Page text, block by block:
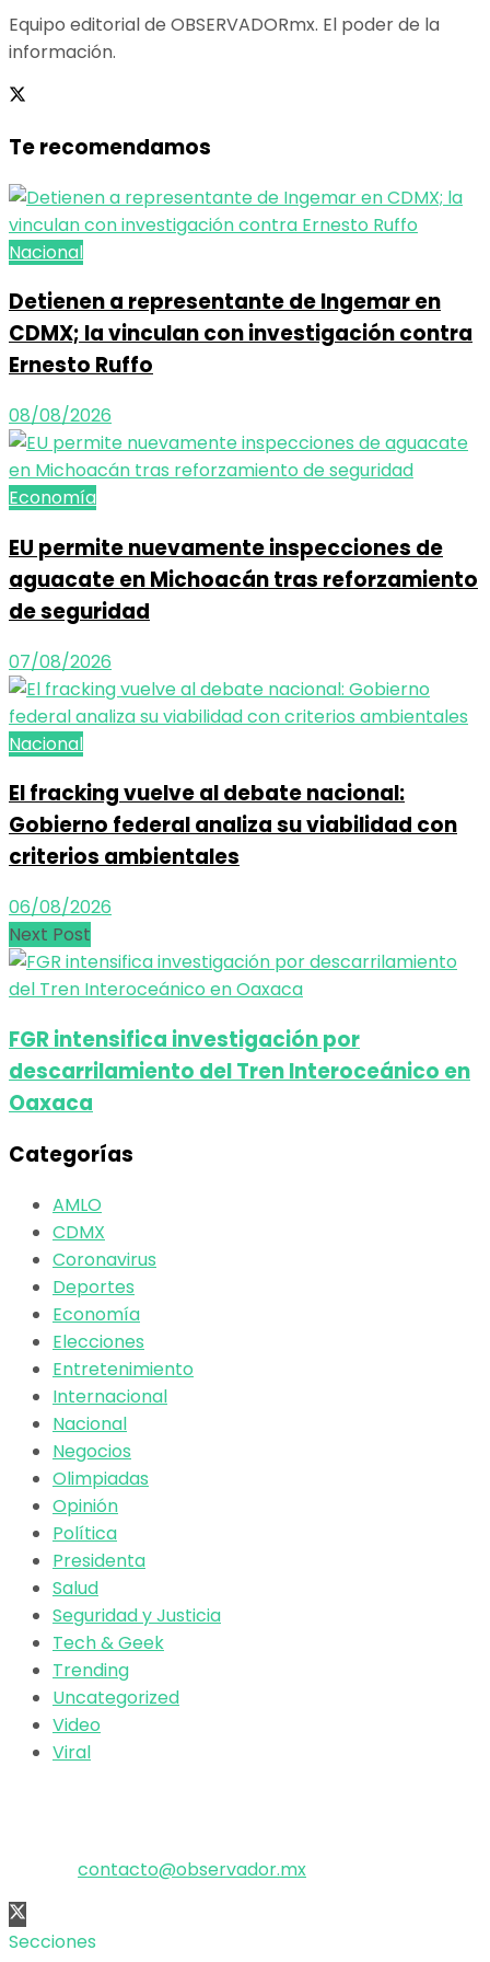
Equipo editorial de OBSERVADORmx. El poder de la
información.
Te recomendamos
Nacional
Detienen a representante de Ingemar en
CDMX; la vinculan con investigación contra
Ernesto Ruffo
08/08/2026
Economía
EU permite nuevamente inspecciones de
aguacate en Michoacán tras reforzamiento
de seguridad
07/08/2026
Nacional
El fracking vuelve al debate nacional:
Gobierno federal analiza su viabilidad con
criterios ambientales
06/08/2026
Next Post
FGR intensifica investigación por
descarrilamiento del Tren Interoceánico en
Oaxaca
Categorías
AMLO
CDMX
Coronavirus
Deportes
Economía
Elecciones
Entretenimiento
Internacional
Nacional
Negocios
Olimpiadas
Opinión
Política
Presidenta
Salud
Seguridad y Justicia
Tech & Geek
Trending
Uncategorized
Video
Viral
contacto@observador.mx
Secciones